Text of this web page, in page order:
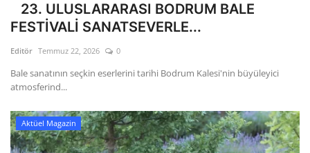
23. ULUSLARARASI BODRUM BALE
FESTİVALİ SANATSEVERLE...
Editör Temmuz 22, 2026 0
Bale sanatının seçkin eserlerini tarihi Bodrum Kalesi'nin büyüleyici
atmosferind...
Aktüel Magazin